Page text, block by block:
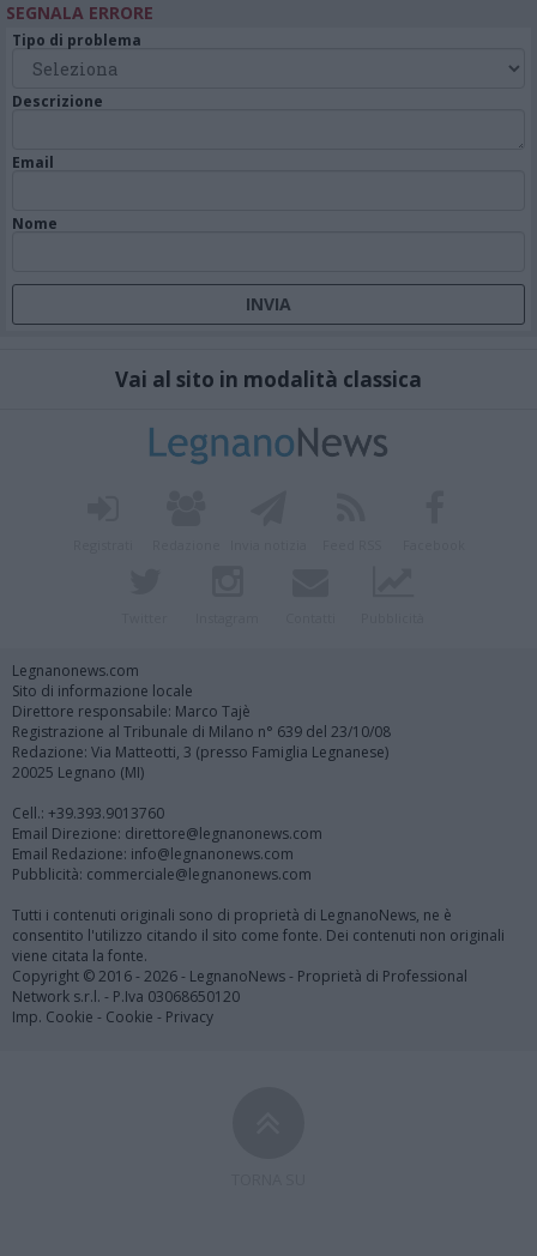
SEGNALA ERRORE
Tipo di problema
Descrizione
Email
Nome
Vai al sito in modalità classica
Legnanonews.com
Sito di informazione locale
Direttore responsabile: Marco Tajè
Registrazione al Tribunale di Milano n° 639 del 23/10/08
Redazione: Via Matteotti, 3 (presso Famiglia Legnanese)
20025 Legnano (MI)
Cell.: +39.393.9013760
Email Direzione: direttore@legnanonews.com
Email Redazione: info@legnanonews.com
Pubblicità: commerciale@legnanonews.com
Tutti i contenuti originali sono di proprietà di LegnanoNews, ne è
consentito l'utilizzo citando il sito come fonte. Dei contenuti non originali
viene citata la fonte.
Copyright © 2016 - 2026 - LegnanoNews - Proprietà di Professional
Network s.r.l. - P.Iva 03068650120
Imp. Cookie - Cookie - Privacy